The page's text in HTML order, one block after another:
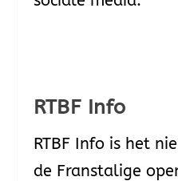
RTBF Info
RTBF Info is het
de Franstalige